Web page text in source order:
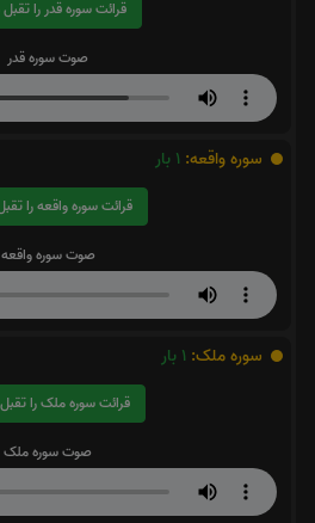
قرائت سوره قدر را تقبل میکنم
صوت سوره قدر
سوره واقعه: 1 بار
قرائت سوره واقعه را تقبل میکنم
صوت سوره واقعه
سوره ملک: 1 بار
قرائت سوره ملک را تقبل میکنم
صوت سوره ملک